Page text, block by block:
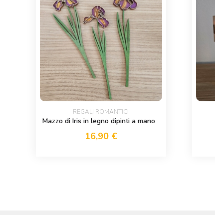
REGALI ROMANTICI
Mazzo di Iris in legno dipinti a mano
16,90 €